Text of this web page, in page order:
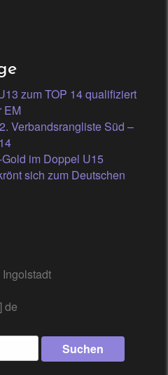
zum TOP 14 qualifiziert
EM
Verbandsrangliste Süd –
im Doppel U15
sich zum Deutschen
de